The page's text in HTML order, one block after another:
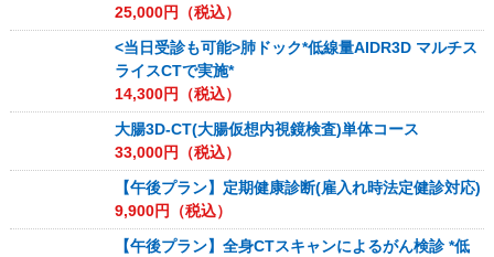
25,000円（税込）
<当日受診も可能>肺ドック*低線量AIDR3D マルチス
ライスCTで実施*
14,300円（税込）
大腸3D-CT(大腸仮想内視鏡検査)単体コース
33,000円（税込）
【午後プラン】定期健康診断(雇入れ時法定健診対応)
9,900円（税込）
【午後プラン】全身CTスキャンによるがん検診 *低